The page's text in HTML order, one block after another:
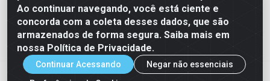
Ao continuar navegando, você está ciente e
concorda com a coleta desses dados, que são
armazenados de forma segura. Saiba mais em
nossa Política de Privacidade.
Continuar Acessando
Negar não essenciais
Junco Industria e Comercio Ltda - R. Lineu Anterino
Mariano, 505 - Distrito Industrial, Uberlândia - MG CEP
38.402-346 - CNPJ: 66.312.653/0001-14